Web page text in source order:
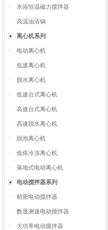
· 水浴恒温磁力搅拌器
· 高温油浴锅
离心机系列
· 电动离心机
· 低速离心机
· 脱水离心机
· 低速台式离心机
· 高速台式离心机
· 高速脱水离心机
· 脱泡离心机
· 低俗冷冻离心机
· 落地式电动离心机
电动搅拌器系列
· 精密电动搅拌器
· 数显测速电动搅拌器
· 大功率电动搅拌器